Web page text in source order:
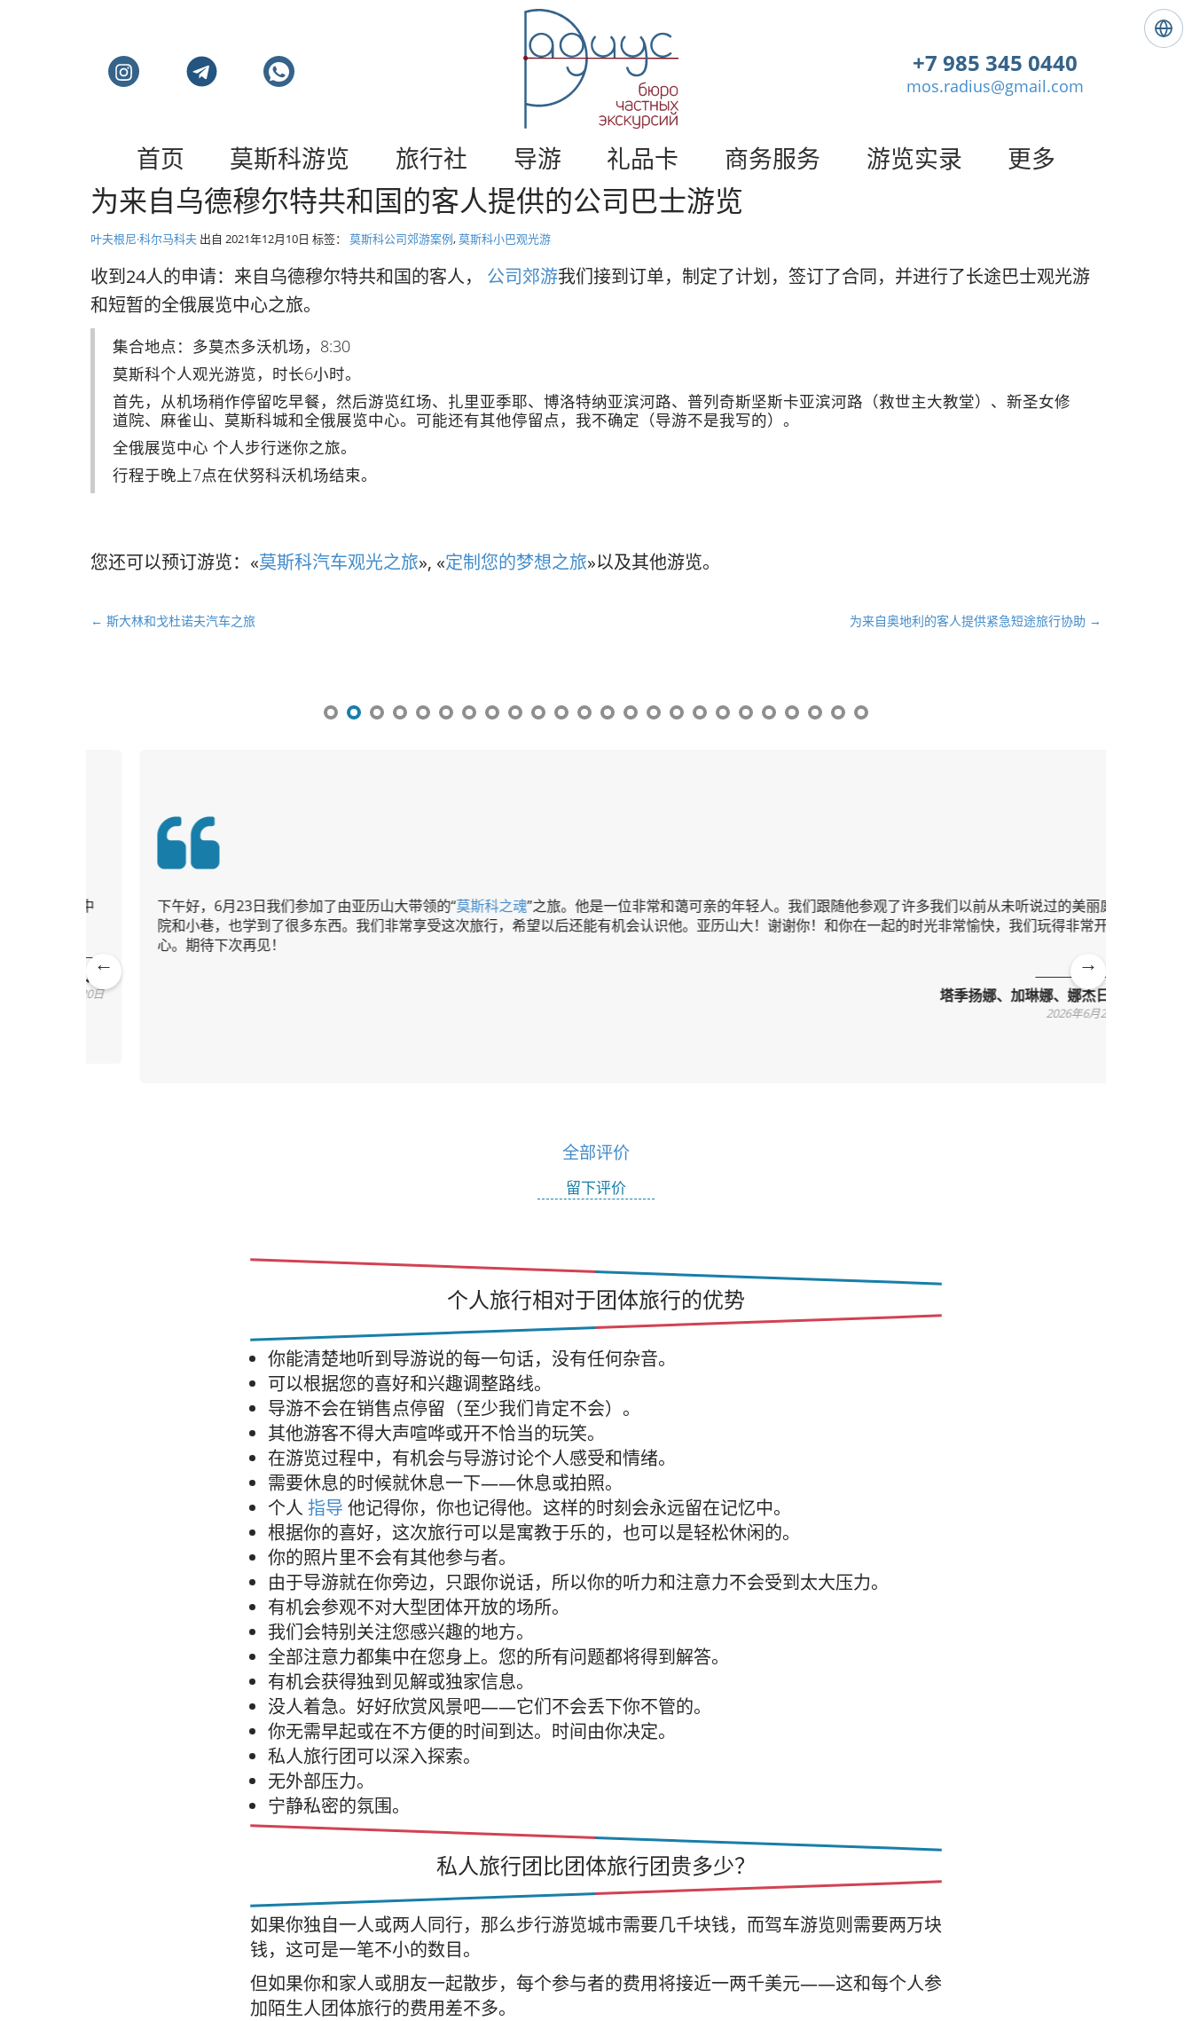
莫
斯
科
游
。
莫
斯
科
导
/
半
语
+7 985 345 0440
mos.radius@gmail.com
首页 莫斯科游览 旅行社 导游 礼品卡 商务服务 游览实录 更多
莫斯科私人旅游和导游
为来自乌德穆尔特共和国的客人提供的公司巴士游览
叶夫根尼·科尔马科夫 出自 2021年12月10日 标签： 莫斯科公司郊游案例,莫斯科小巴观光游
收到24人的申请：来自乌德穆尔特共和国的客人， 公司郊游我们接到订单，制定了计划，签订了合同，并进行了长途巴士观光游
和短暂的全俄展览中心之旅。
集合地点：多莫杰多沃机场，8:30
莫斯科个人观光游览，时长6小时。
首先，从机场稍作停留吃早餐，然后游览红场、扎里亚季耶、博洛特纳亚滨河路、普列奇斯坚斯卡亚滨河路（救世主大教堂）、新圣女修
道院、麻雀山、莫斯科城和全俄展览中心。可能还有其他停留点，我不确定（导游不是我写的）。
全俄展览中心 个人步行迷你之旅。
行程于晚上7点在伏努科沃机场结束。
您还可以预订游览：«莫斯科汽车观光之旅», «定制您的梦想之旅»以及其他游览。
文
← 斯大林和戈杜诺夫汽车之旅 为来自奥地利的客人提供紧急短途旅行协助 →
Pre
下午好，6月23日我们参加了由亚历山大带领的“莫斯科之魂”之旅。他是一位非常和蔼可亲的年轻人。我们跟随他参观了许多我们以前从未听说过的美丽庭
院和小巷，也学到了很多东西。我们非常享受这次旅行，希望以后还能有机会认识他。亚历山大！谢谢你！和你在一起的时光非常愉快，我们玩得非常开
心。期待下次再见！
塔季扬娜、加琳娜、娜杰日达
2026年6月24日
Ne
xt
全部评价
留下评价
个人旅行相对于团体旅行的优势
你能清楚地听到导游说的每一句话，没有任何杂音。
可以根据您的喜好和兴趣调整路线。
导游不会在销售点停留（至少我们肯定不会）。
其他游客不得大声喧哗或开不恰当的玩笑。
在游览过程中，有机会与导游讨论个人感受和情绪。
需要休息的时候就休息一下——休息或拍照。
个人 指导 他记得你，你也记得他。这样的时刻会永远留在记忆中。
根据你的喜好，这次旅行可以是寓教于乐的，也可以是轻松休闲的。
你的照片里不会有其他参与者。
由于导游就在你旁边，只跟你说话，所以你的听力和注意力不会受到太大压力。
有机会参观不对大型团体开放的场所。
我们会特别关注您感兴趣的地方。
全部注意力都集中在您身上。您的所有问题都将得到解答。
有机会获得独到见解或独家信息。
没人着急。好好欣赏风景吧——它们不会丢下你不管的。
你无需早起或在不方便的时间到达。时间由你决定。
私人旅行团可以深入探索。
无外部压力。
宁静私密的氛围。
私人旅行团比团体旅行团贵多少？
如果你独自一人或两人同行，那么步行游览城市需要几千块钱，而驾车游览则需要两万块
钱，这可是一笔不小的数目。
但如果你和家人或朋友一起散步，每个参与者的费用将接近一两千美元——这和每个人参
加陌生人团体旅行的费用差不多。